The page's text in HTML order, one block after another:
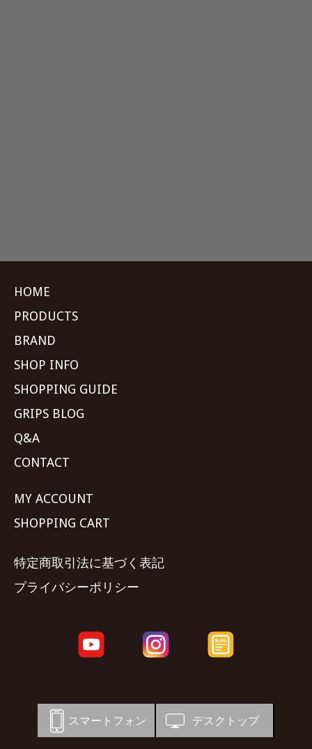
HOME
PRODUCTS
BRAND
SHOP INFO
SHOPPING GUIDE
GRIPS BLOG
Q&A
CONTACT
MY ACCOUNT
SHOPPING CART
特定商取引法に基づく表記
プライバシーポリシー
スマートフォン デスクトップ